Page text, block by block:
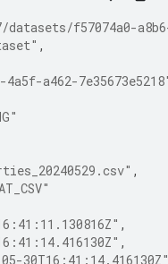
datasets/f57074a0-
,
4a5f-a462-
,
,
,